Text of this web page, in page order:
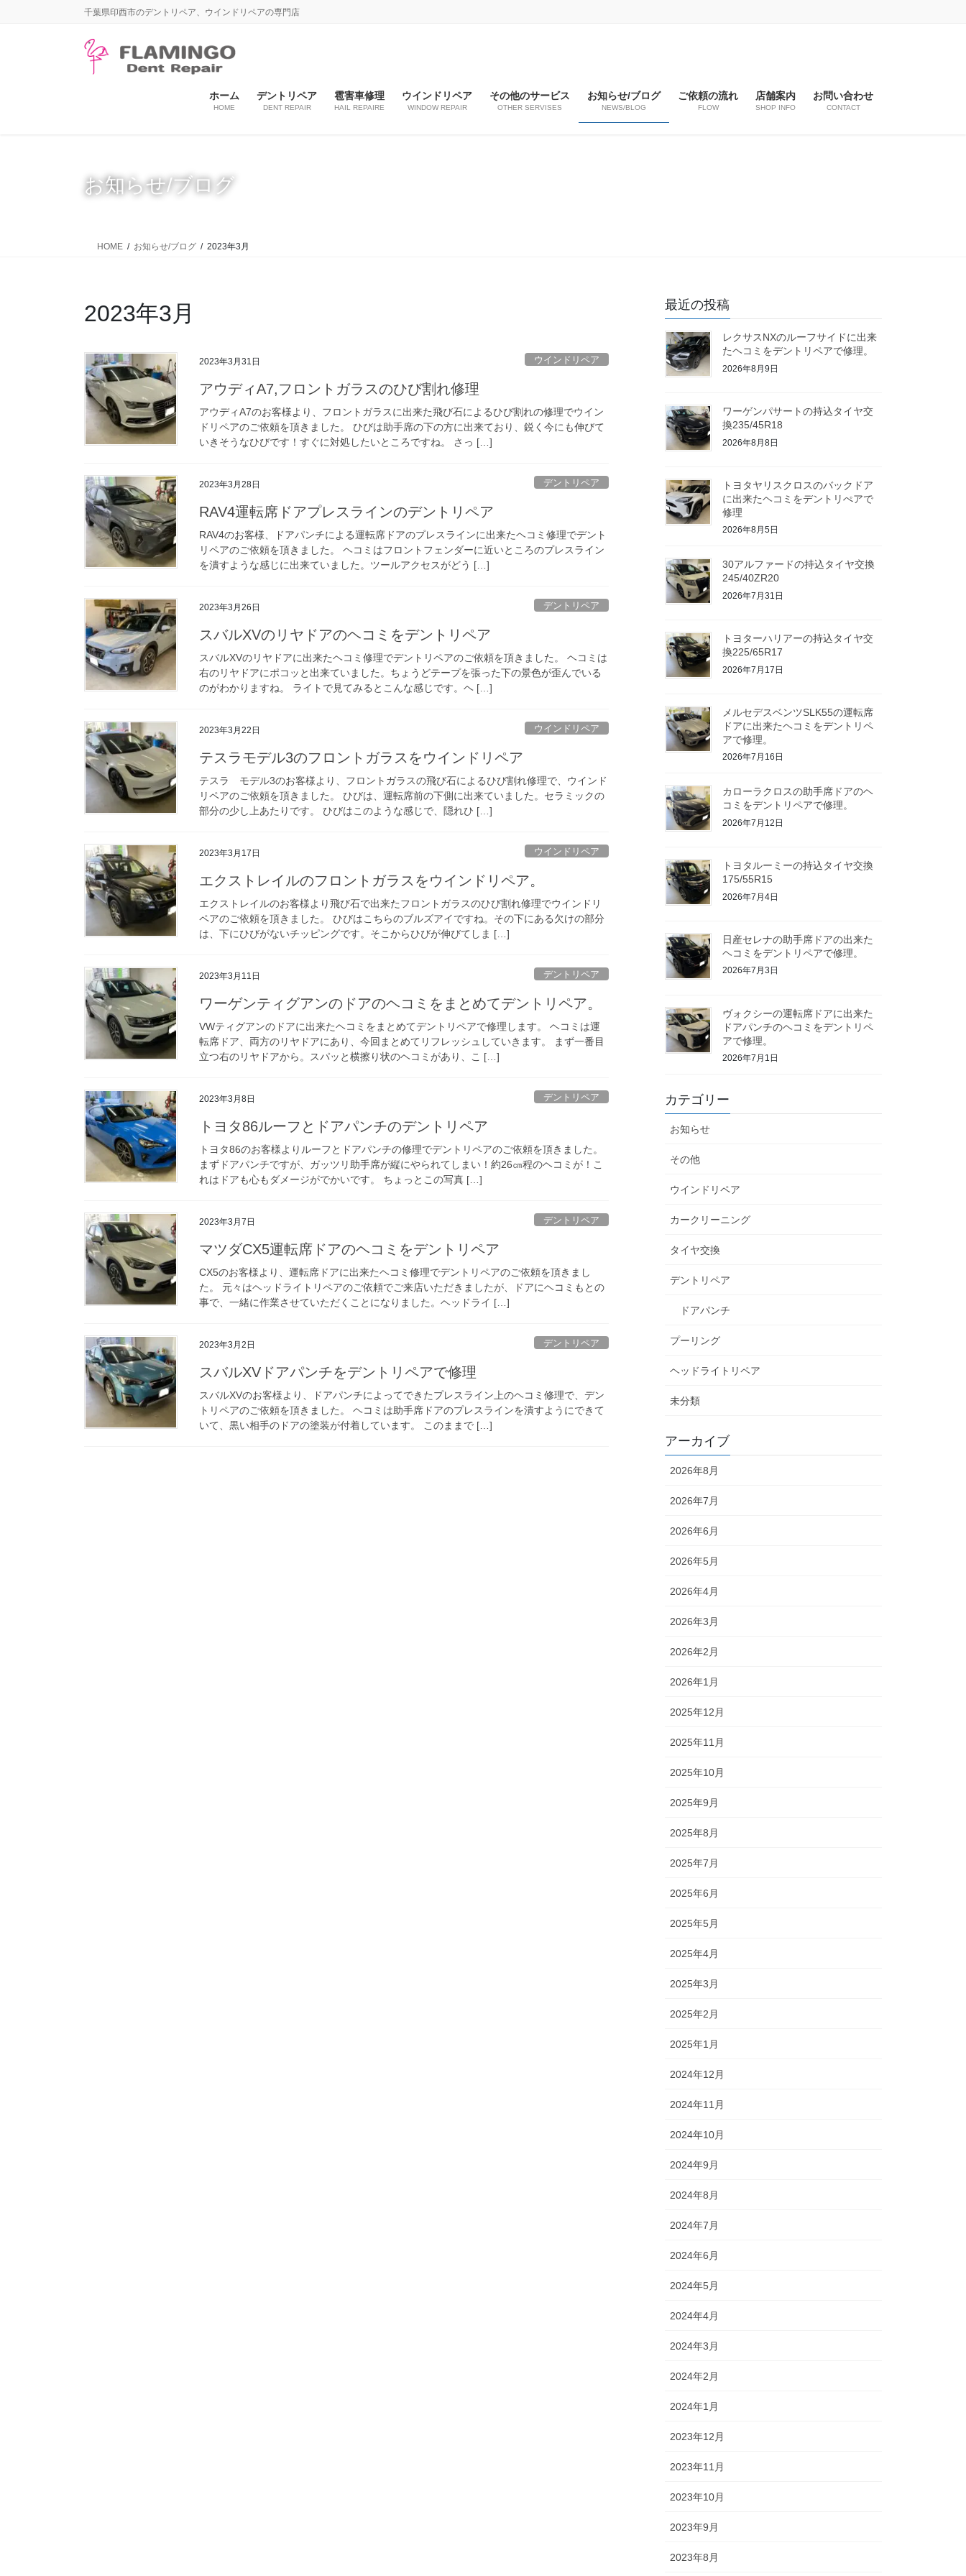
千葉県印西市のデントリペア、ウインドリペアの専門店
ホーム
HOME
デントリペア
DENT REPAIR
雹害車修理
HAIL REPAIRE
ウインドリペア
WINDOW REPAIR
その他のサービス
OTHER SERVISES
お知らせ/ブログ
NEWS/BLOG
ご依頼の流れ
FLOW
店舗案内
SHOP INFO
お問い合わせ
CONTACT
お知らせ/ブログ
HOME お知らせ/ブログ 2023年3月
2023年3月
2023年3月31日 ウインドリペア
アウディA7,フロントガラスのひび割れ修理
アウディA7のお客様より、フロントガラスに出来た飛び石によるひび割れの修理でウイン
ドリペアのご依頼を頂きました。 ひびは助手席の下の方に出来ており、鋭く今にも伸びて
いきそうなひびです！すぐに対処したいところですね。 さっ […]
2023年3月28日 デントリペア
RAV4運転席ドアプレスラインのデントリペア
RAV4のお客様、ドアパンチによる運転席ドアのプレスラインに出来たヘコミ修理でデント
リペアのご依頼を頂きました。 ヘコミはフロントフェンダーに近いところのプレスライン
を潰すような感じに出来ていました。ツールアクセスがどう […]
2023年3月26日 デントリペア
スバルXVのリヤドアのヘコミをデントリペア
スバルXVのリヤドアに出来たヘコミ修理でデントリペアのご依頼を頂きました。 ヘコミは
右のリヤドアにポコッと出来ていました。ちょうどテープを張った下の景色が歪んでいる
のがわかりますね。 ライトで見てみるとこんな感じです。ヘ […]
2023年3月22日 ウインドリペア
テスラモデル3のフロントガラスをウインドリペア
テスラ モデル3のお客様より、フロントガラスの飛び石によるひび割れ修理で、ウインド
リペアのご依頼を頂きました。 ひびは、運転席前の下側に出来ていました。セラミックの
部分の少し上あたりです。 ひびはこのような感じで、隠れひ […]
2023年3月17日 ウインドリペア
エクストレイルのフロントガラスをウインドリペア。
エクストレイルのお客様より飛び石で出来たフロントガラスのひび割れ修理でウインドリ
ペアのご依頼を頂きました。 ひびはこちらのブルズアイですね。その下にある欠けの部分
は、下にひびがないチッピングです。そこからひびが伸びてしま […]
2023年3月11日 デントリペア
ワーゲンティグアンのドアのヘコミをまとめてデントリペア。
VWティグアンのドアに出来たヘコミをまとめてデントリペアで修理します。 ヘコミは運
転席ドア、両方のリヤドアにあり、今回まとめてリフレッシュしていきます。 まず一番目
立つ右のリヤドアから。スパッと横擦り状のヘコミがあり、こ […]
2023年3月8日 デントリペア
トヨタ86ルーフとドアパンチのデントリペア
トヨタ86のお客様よりルーフとドアパンチの修理でデントリペアのご依頼を頂きました。
まずドアパンチですが、ガッツリ助手席が縦にやられてしまい！約26㎝程のヘコミが！こ
れはドアも心もダメージがでかいです。 ちょっとこの写真 […]
2023年3月7日 デントリペア
マツダCX5運転席ドアのヘコミをデントリペア
CX5のお客様より、運転席ドアに出来たヘコミ修理でデントリペアのご依頼を頂きまし
た。 元々はヘッドライトリペアのご依頼でご来店いただきましたが、ドアにヘコミもとの
事で、一緒に作業させていただくことになりました。ヘッドライ […]
2023年3月2日 デントリペア
スバルXVドアパンチをデントリペアで修理
スバルXVのお客様より、ドアパンチによってできたプレスライン上のヘコミ修理で、デン
トリペアのご依頼を頂きました。 ヘコミは助手席ドアのプレスラインを潰すようにできて
いて、黒い相手のドアの塗装が付着しています。 このままで […]
最近の投稿
レクサスNXのルーフサイドに出来
たヘコミをデントリペアで修理。
2026年8月9日
ワーゲンパサートの持込タイヤ交
換235/45R18
2026年8月8日
トヨタヤリスクロスのバックドア
に出来たヘコミをデントリぺアで
修理
2026年8月5日
30アルファードの持込タイヤ交換
245/40ZR20
2026年7月31日
トヨターハリアーの持込タイヤ交
換225/65R17
2026年7月17日
メルセデスベンツSLK55の運転席
ドアに出来たヘコミをデントリペ
アで修理。
2026年7月16日
カローラクロスの助手席ドアのヘ
コミをデントリペアで修理。
2026年7月12日
トヨタルーミーの持込タイヤ交換
175/55R15
2026年7月4日
日産セレナの助手席ドアの出来た
ヘコミをデントリペアで修理。
2026年7月3日
ヴォクシーの運転席ドアに出来た
ドアパンチのヘコミをデントリペ
アで修理。
2026年7月1日
カテゴリー
お知らせ
その他
ウインドリペア
カークリーニング
タイヤ交換
デントリペア
ドアパンチ
プーリング
ヘッドライトリペア
未分類
アーカイブ
2026年8月
2026年7月
2026年6月
2026年5月
2026年4月
2026年3月
2026年2月
2026年1月
2025年12月
2025年11月
2025年10月
2025年9月
2025年8月
2025年7月
2025年6月
2025年5月
2025年4月
2025年3月
2025年2月
2025年1月
2024年12月
2024年11月
2024年10月
2024年9月
2024年8月
2024年7月
2024年6月
2024年5月
2024年4月
2024年3月
2024年2月
2024年1月
2023年12月
2023年11月
2023年10月
2023年9月
2023年8月